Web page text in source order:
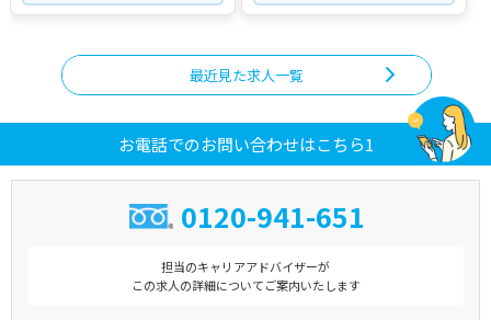
最近見た求人一覧
お電話でのお問い合わせはこちら1
0120-941-651
担当のキャリアアドバイザーが
この求人の詳細についてご案内いたします